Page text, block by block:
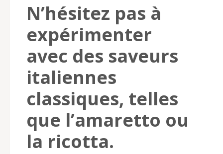
N’hésitez pas à
expérimenter
avec des saveurs
italiennes
classiques, telles
que l’amaretto ou
la ricotta.